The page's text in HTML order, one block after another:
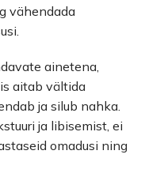
vähendada
ainetena,
aitab vältida
ja silub nahka.
ja libisemist, ei
omadusi ning